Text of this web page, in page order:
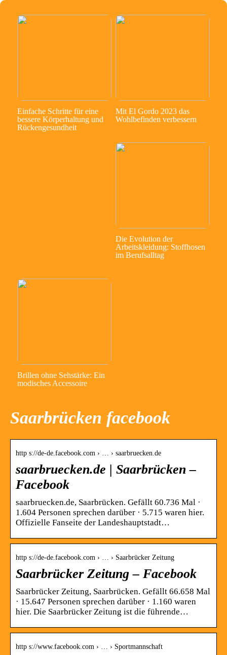
Einfache Schritte für eine
bessere Körperhaltung und
Rückengesundheit
Mit El Gordo 2023 das
Wohlbefinden verbessern
Die Evolution der
Arbeitskleidung: Stoffhosen
im Berufsalltag
Brillen ohne Sehstärke: Ein
modisches Accessoire
Saarbrücken facebook
http s://de-de.facebook.com › … › saarbruecken.de
saarbruecken.de | Saarbrücken –
Facebook
saarbruecken.de, Saarbrücken. Gefällt 60.736 Mal ·
1.604 Personen sprechen darüber · 5.715 waren hier.
Offizielle Fanseite der Landeshauptstadt…
http s://de-de.facebook.com › … › Saarbrücker Zeitung
Saarbrücker Zeitung – Facebook
Saarbrücker Zeitung, Saarbrücken. Gefällt 66.658 Mal
· 15.647 Personen sprechen darüber · 1.160 waren
hier. Die Saarbrücker Zeitung ist die führende…
http s://www.facebook.com › … › Sportmannschaft